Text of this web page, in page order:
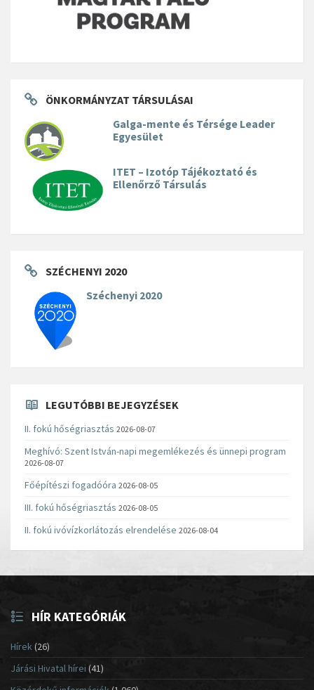
ÖNKORMÁNYZAT TÁRSULÁSAI
Galga-mente és Térsége Leader
Egyesület
ITET – Izotóp Tájékoztató és
Ellenőrző Társulás
SZÉCHENYI 2020
Széchenyi 2020
LEGUTÓBBI BEJEGYZÉSEK
II. fokú hőségriasztás 2026-08-07
Meghívó: Szent István-napi megemlékezés és ünnepi program
2026-08-07
Főépítészi fogadóóra 2026-08-05
III. fokú hőségriasztás 2026-08-05
II. fokú ivóvízkorlátozás elrendelése 2026-08-04
HÍR KATEGÓRIÁK
Hírek(26)
Járási Hivatal hírei (41)